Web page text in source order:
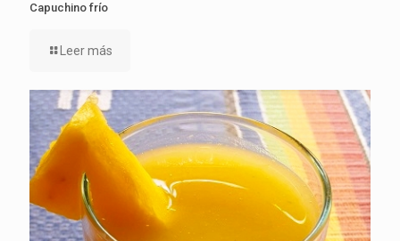
Capuchino frío
Leer más